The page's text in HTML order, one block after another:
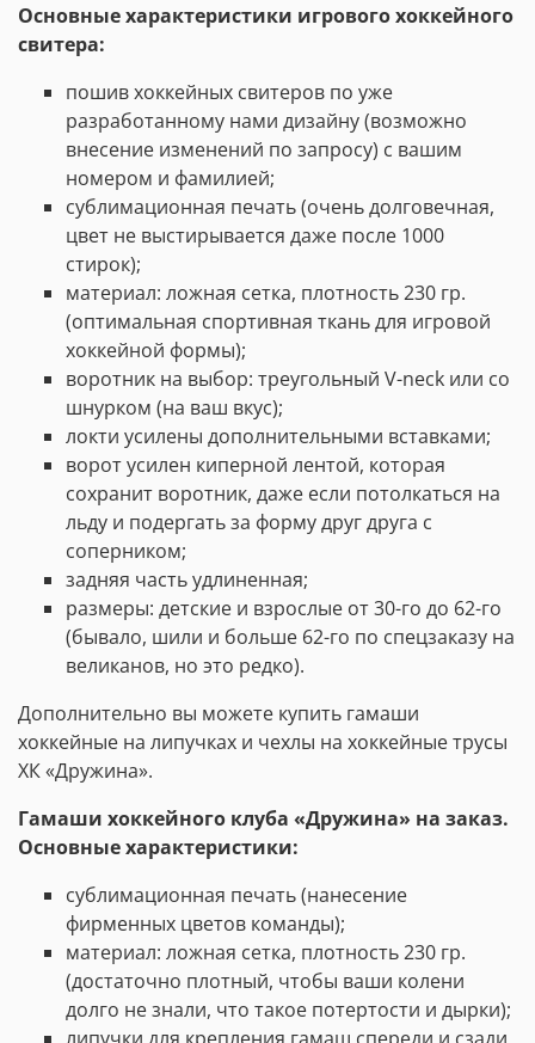
Основные характеристики игрового хоккейного
свитера:
пошив хоккейных свитеров по уже
разработанному нами дизайну (возможно
внесение изменений по запросу) с вашим
номером и фамилией;
сублимационная печать (очень долговечная,
цвет не выстирывается даже после 1000
стирок);
материал: ложная сетка, плотность 230 гр.
(оптимальная спортивная ткань для игровой
хоккейной формы);
воротник на выбор: треугольный V-neck или со
шнурком (на ваш вкус);
локти усилены дополнительными вставками;
ворот усилен киперной лентой, которая
сохранит воротник, даже если потолкаться на
льду и подергать за форму друг друга с
соперником;
задняя часть удлиненная;
размеры: детские и взрослые от 30-го до 62-го
(бывало, шили и больше 62-го по спецзаказу на
великанов, но это редко).
Дополнительно вы можете купить гамаши
хоккейные на липучках и чехлы на хоккейные трусы
ХК«Дружина».
Гамаши хоккейного клуба «Дружина» на заказ.
Основные характеристики:
сублимационная печать (нанесение
фирменных цветов команды);
материал: ложная сетка, плотность 230 гр.
(достаточно плотный, чтобы ваши колени
долго не знали, что такое потертости и дырки);